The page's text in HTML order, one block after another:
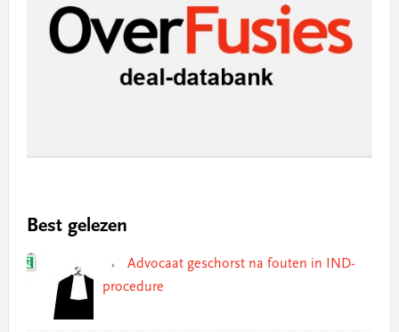
Best gelezen
Advocaat geschorst na fouten in IND-
procedure